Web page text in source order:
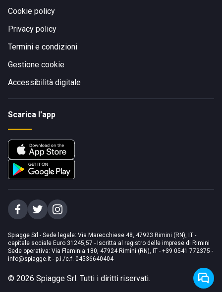
Cookie policy
Privacy policy
Termini e condizioni
Gestione cookie
Accessibilità digitale
Scarica l'app
Spiagge Srl - Sede legale: Via Marecchiese 48, 47923 Rimini (RN), IT -
capitale sociale Euro 31245,57 - Iscritta al registro delle imprese di Rimini
Sede operativa: Via Flaminia 180, 47924 Rimini (RN), IT - +39 0541 772375 -
info@spiagge.it - p.i./c.f. 04536640404
© 2026 Spiagge Srl. Tutti i diritti riservati.